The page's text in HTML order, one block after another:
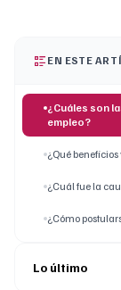
EN ESTE
¿Cuáles son
empleo?
¿Qué
¿Cuál fue la
¿Cómo
Lo último